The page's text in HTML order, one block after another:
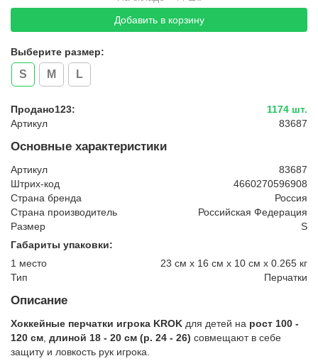
Добавить в корзину
Выберите размер:
S M L
Продано123:
1174 шт.
Артикул
83687
Основные характеристики
Артикул
83687
Штрих-код
4660270596908
Страна бренда
Россия
Страна производитель
Российская Федерация
Размер
S
Габариты упаковки:
1 место
23 см x 16 см x 10 см x 0.265 кг
Тип
Перчатки
Описание
Подробнее:
https://cultform.ru/product/perchatki-
igroka-
Хоккейные перчатки игрока KROK для детей на рост 100 -
120 см длиной 18 - 20 см (р. 24 - 26) совмещают в себе
защиту и ловкость рук игрока.